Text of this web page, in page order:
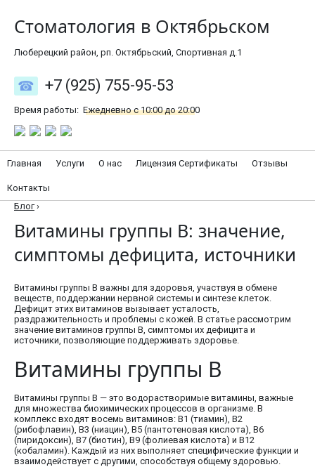
Стоматология в Октябрьском
Люберецкий район, рп. Октябрьский, Спортивная д.1
+7 (925) 755-95-53
Время работы: Ежедневно с 10:00 до 20:00
Главная Услуги О нас Лицензия Сертификаты Отзывы
Контакты
Блог ›
Витамины группы В: значение,
симптомы дефицита, источники
Витамины группы В важны для здоровья, участвуя в обмене
веществ, поддержании нервной системы и синтезе клеток.
Дефицит этих витаминов вызывает усталость,
раздражительность и проблемы с кожей. В статье рассмотрим
значение витаминов группы В, симптомы их дефицита и
источники, позволяющие поддерживать здоровье.
Витамины группы В
Витамины группы В — это водорастворимые витамины, важные
для множества биохимических процессов в организме. В
комплекс входят восемь витаминов: В1 (тиамин), В2
(рибофлавин), В3 (ниацин), В5 (пантотеновая кислота), В6
(пиридоксин), В7 (биотин), В9 (фолиевая кислота) и В12
(кобаламин). Каждый из них выполняет специфические функции и
взаимодействует с другими, способствуя общему здоровью.